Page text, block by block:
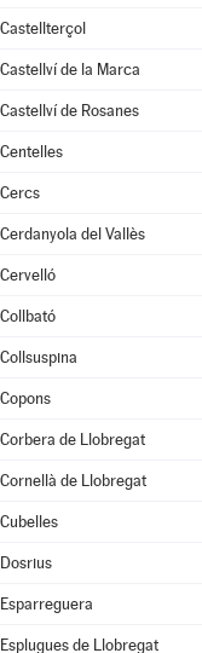
Castellterçol
Castellví de la Marca
Castellví de Rosanes
Centelles
Cercs
Cerdanyola del Vallès
Cervelló
Collbató
Collsuspina
Copons
Corbera de Llobregat
Cornellà de Llobregat
Cubelles
Dosrius
Esparreguera
Esplugues de Llobregat